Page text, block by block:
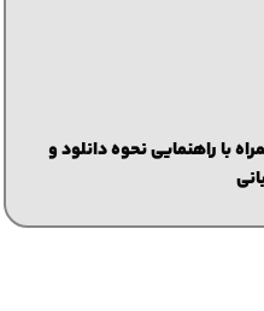
با راهنمایی نحوه دانلود و